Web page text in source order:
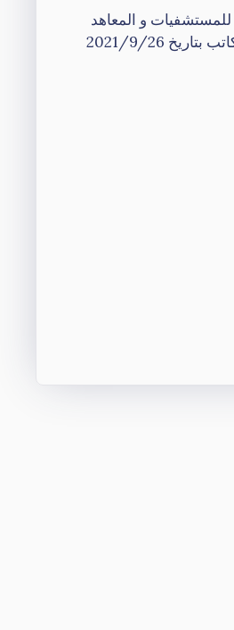
للمستشفيات و المعاهد
بناء علي الطلب المرسل من قبل النائبة الدكتورة نيفين الكاتب بتاريخ 2021/9/26